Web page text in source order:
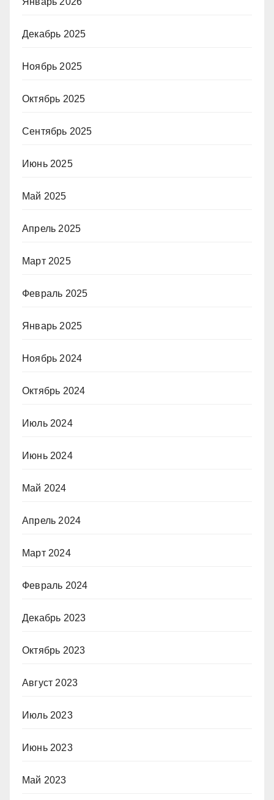
Декабрь 2025
Ноябрь 2025
Октябрь 2025
Сентябрь 2025
Июнь 2025
Май 2025
Апрель 2025
Март 2025
Февраль 2025
Январь 2025
Ноябрь 2024
Октябрь 2024
Июль 2024
Июнь 2024
Май 2024
Апрель 2024
Март 2024
Февраль 2024
Декабрь 2023
Октябрь 2023
Август 2023
Июль 2023
Июнь 2023
Май 2023